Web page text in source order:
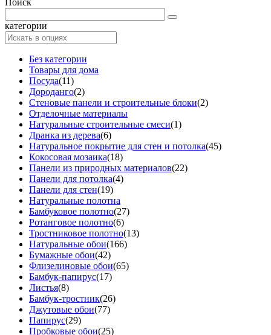
Поиск
категории
Без категории
Товары для дома
Посуда(11)
Дороданго(2)
Стеновые панели и строительные блоки(2)
Отделочные материалы
Натуральные строительные смеси(1)
Дранка из дерева(6)
Натуральное покрытие для стен и потолка(45)
Кокосовая мозаика(18)
Панели из природных материалов(22)
Панели для потолка(4)
Панели для стен(19)
Натуральные полотна
Бамбуковое полотно(27)
Ротанговое полотно(6)
Тростниковое полотно(13)
Натуральные обои(166)
Бумажные обои(42)
Флизелиновые обои(65)
Бамбук-папирус(17)
Листья(8)
Бамбук-тростник(26)
Джутовые обои(77)
Папирус(29)
Пробковые обои(25)